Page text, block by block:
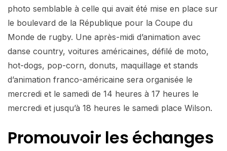
photo semblable à celle qui avait été mise en place sur
le boulevard de la République pour la Coupe du
Monde de rugby. Une après-midi d’animation avec
danse country, voitures américaines, défilé de moto,
hot-dogs, pop-corn, donuts, maquillage et stands
d’animation franco-américaine sera organisée le
mercredi et le samedi de 14 heures à 17 heures le
mercredi et jusqu’à 18 heures le samedi place Wilson.
Promouvoir les échanges